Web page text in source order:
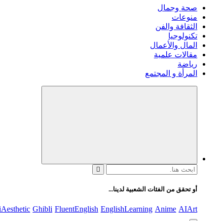
صحة وجمال
منوعات
الثقافة والفن
تكنولوجيا
المال والأعمال
مقالات علمية
رياضة
المرأة و المجتمع
البحث
أو تحقق من الفئات الشعبية لدينا...
AIArt
Anime
EnglishLearning
FluentEnglish
Ghibli